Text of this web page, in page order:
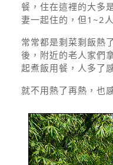
餐，住在這裡的大多
妻一起住的，但1~2
常常都是剩菜剩飯熱
後，附近的老人家們
起煮飯用餐，人多了
就不用熱了再熱，也